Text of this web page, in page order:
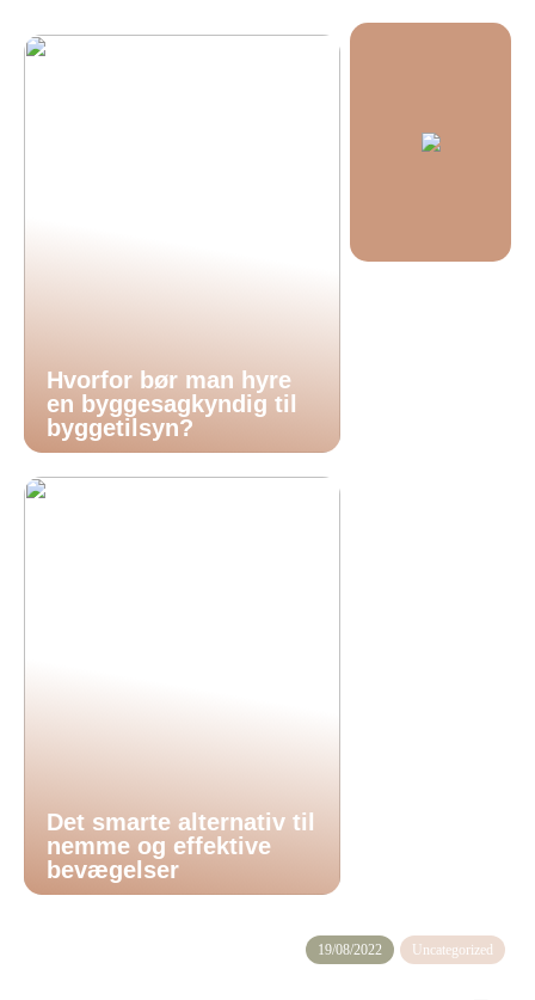
Hvorfor bør man hyre
en byggesagkyndig til
byggetilsyn?
Det smarte alternativ til
nemme og effektive
bevægelser
19/08/2022 Uncategorized